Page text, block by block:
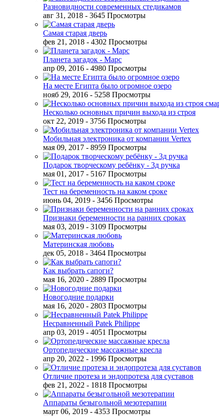
Разновидности современных стедикамов
авг 31, 2018 - 3645 Просмотры
Самая старая дверь
фев 21, 2018 - 4302 Просмотры
Планета загадок - Марс
апр 09, 2016 - 4980 Просмотры
На месте Египта было огромное озеро
нояб 29, 2016 - 5258 Просмотры
Несколько основных причин выхода из строя
окт 22, 2019 - 3756 Просмотры
Мобильная электроника от компании Vertex
мая 09, 2017 - 8959 Просмотры
Подарок творческому ребёнку - 3д ручка
мая 01, 2017 - 5167 Просмотры
Тест на беременность на каком сроке
июнь 04, 2019 - 3456 Просмотры
Признаки беременности на ранних сроках
мая 03, 2019 - 3109 Просмотры
Материнская любовь
дек 05, 2018 - 3464 Просмотры
Как выбрать сапоги?
мая 16, 2020 - 2889 Просмотры
Новогодние подарки
мая 16, 2020 - 2803 Просмотры
Несравненный Patek Philippe
апр 03, 2019 - 4051 Просмотры
Ортопедические массажные кресла
апр 20, 2022 - 1996 Просмотры
Отличие протеза и эндопротеза для суставов
фев 21, 2022 - 1818 Просмотры
Аппараты безыгольной мезотерапии
март 06, 2019 - 4353 Просмотры